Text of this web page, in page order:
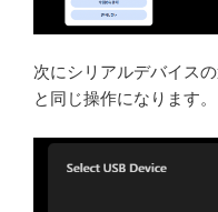
次にシリアルデバイス
と同じ操作になります。